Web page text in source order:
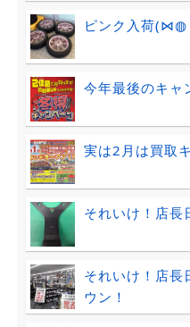
ピンク入荷
今年最後のキャ
実は2月は買取
それいけ！店長
それいけ！店長
ウン！